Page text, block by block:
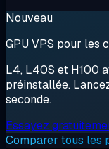
Nouveau
GPU VPS pour les
L4, L40S et H100
préinstallée.
seconde.
Essayez
Comparer tous les